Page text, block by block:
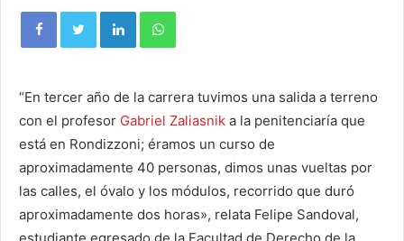
“En tercer año de la carrera tuvimos una salida a terreno
con el profesor Gabriel Zaliasnik a la penitenciaría que
está en Rondizzoni; éramos un curso de
aproximadamente 40 personas, dimos unas vueltas por
las calles, el óvalo y los módulos, recorrido que duró
aproximadamente dos horas», relata Felipe Sandoval,